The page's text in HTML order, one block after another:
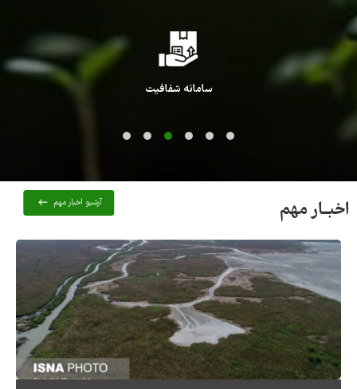
سامانه شفافیت
اخبــار مهم آرشیو اخبار مهم